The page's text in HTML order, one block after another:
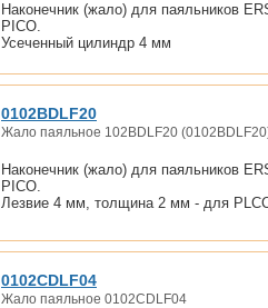
Наконечник (жало) для паяльников
PICO.
Усеченный цилиндр 4 мм
0102BDLF20
Жало паяльное 102BDLF20
Наконечник (жало) для паяльников
PICO.
Лезвие 4 мм, толщина 2 мм - для
0102CDLF04
Жало паяльное 0102CDLF04